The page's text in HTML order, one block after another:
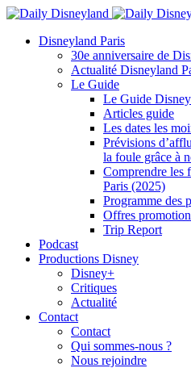
Disneyland Paris
30e anniversaire de
Actualité Disneyland
Le Guide
Le Guide
Articles guide
Les dates les
Prévisions
la foule grâce à
Comprendre les
Paris (2025)
Programme des
Offres
Trip Report
Podcast
Productions Disney
Disney+
Critiques
Actualité
Contact
Contact
Qui sommes-nous ?
Nous rejoindre